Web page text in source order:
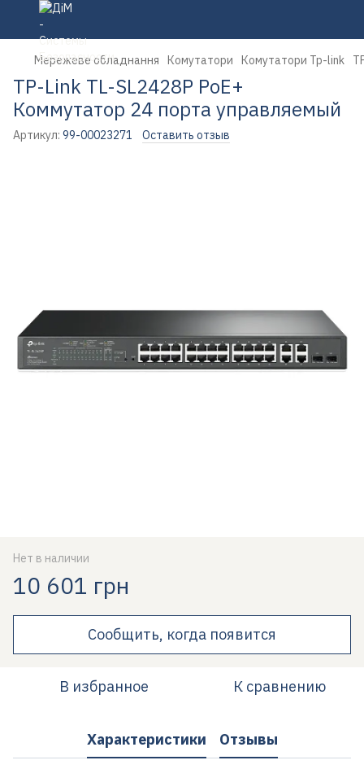
Мережеве обладнання Комутатори Комутатори Tp-link
TP-Link TL-SL2428P PoE+
Коммутатор 24 порта управляемый
Артикул: 99-00023271 Оставить отзыв
Нет в наличии
10 601 грн
Сообщить, когда появится
В избранное К сравнению
Характеристики Отзывы